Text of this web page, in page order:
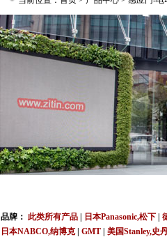
品牌： 此类所有产品 日本Panasonic,松下
日本NABCO,纳博克| GMT 美国Stanley,史